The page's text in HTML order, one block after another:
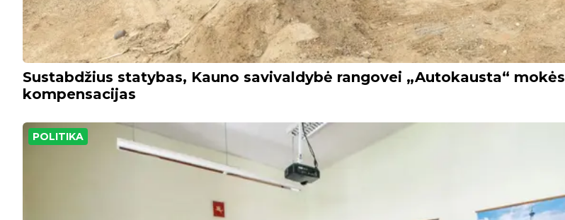
Sustabdžius statybas, Kauno savivaldybė rangovei „Autokausta“ mokės
kompensacijas
POLITIKA